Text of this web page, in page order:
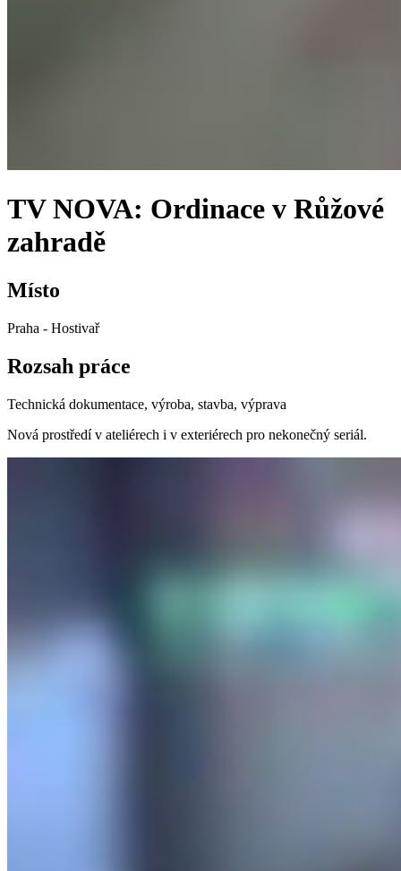
TV NOVA: Ordinace v Růžové
zahradě
Místo
Praha - Hostivař
Rozsah práce
Technická dokumentace, výroba, stavba, výprava
Nová prostředí v ateliérech i v exteriérech pro nekonečný seriál.